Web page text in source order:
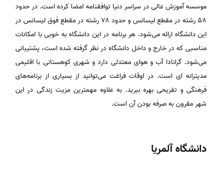
موسسه آموزش عالی در سراسر دنیا توافقنامه امضا کرده است. در حدود
۵۸ رشته در مقطع لیسانس و حدود ۷۸ رشته در مقطع فوق لیسانس در
این دانشگاه ارائه می‌شود. هر برنامه در این دانشگاه به خوبی با امکانات
مناسبی که در خارج و داخل دانشگاه در نظر گرفته شده است، پشتیبانی
می‌شود. گرانادا آب و هوای معتدلی دارد و شهری کوهستانی با اقلیمی
مدیترانه ای است. در اوقات فراغت می‌توانید از بسیاری از برنامه‌های
فرهنگی و تفریحی بهره ببرید. به علاوه مهمترین مزیت زندگی در این
شهر مقرون به صرفه بودن آن است.
دانشگاه آلمریا